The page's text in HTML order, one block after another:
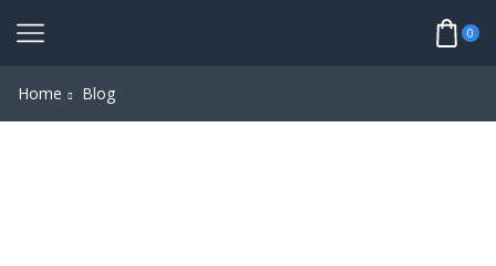
0
Home Blog